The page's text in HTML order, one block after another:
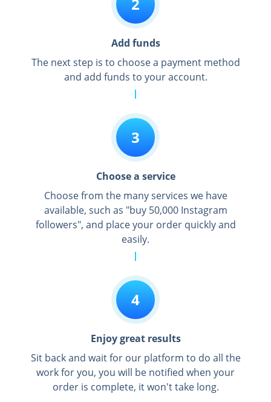
Add funds
The next step is to choose a payment method
and add funds to your account.
3
Choose a service
Choose from the many services we have
available, such as "buy 50,000 Instagram
followers", and place your order quickly and
easily.
4
Enjoy great results
Sit back and wait for our platform to do all the
work for you, you will be notified when your
order is complete, it won't take long.